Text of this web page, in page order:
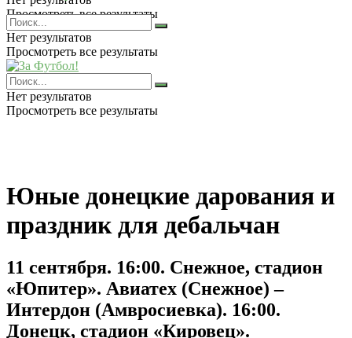
Просмотреть все результаты
Нет результатов
Просмотреть все результаты
Нет результатов
Просмотреть все результаты
Юные донецкие дарования и
праздник для дебальчан
11 сентября. 16:00. Снежное, стадион
«Юпитер». Авиатех (Снежное) –
Интердон (Амвросиевка). 16:00.
Донецк, стадион «Кировец».